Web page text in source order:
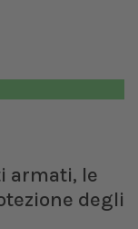
armati, le
degli